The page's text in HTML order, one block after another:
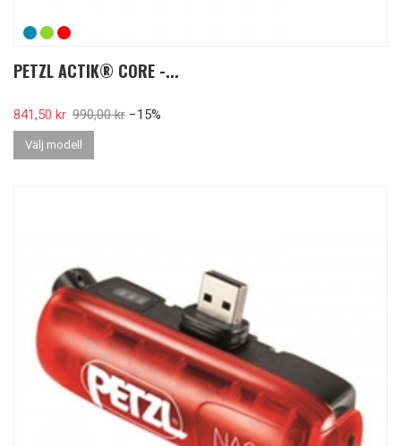
PETZL ACTIK® CORE -...
Pris
841,50 kr Ordinarie pris
990,00 kr −15%
Välj modell